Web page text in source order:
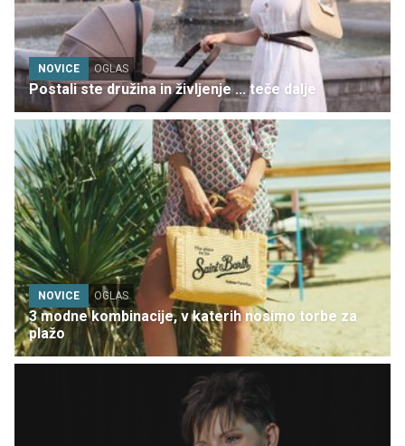
NOVICE OGLAS
Postali ste družina in življenje ... teče dalje
NOVICE OGLAS
3 modne kombinacije, v katerih nosimo torbe za
plažo